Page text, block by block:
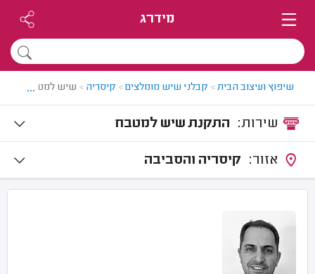
מידרג
שיפוץ ועיצוב הבית> קבלני שיש מומלצים> קיסריה > שיש למטבח
...
התקנת שיש למטבח
קיסריה והסביבה